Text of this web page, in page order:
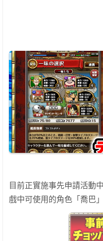
目前正實施事先申請活動
戲中可使用的角色「喬巴」